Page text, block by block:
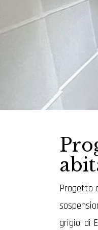
Progetto
grigio, di